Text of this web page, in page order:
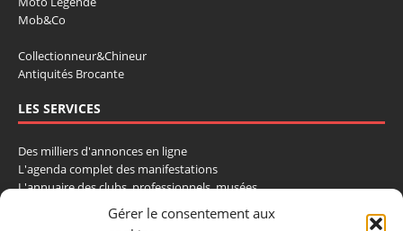
Gérer le consentement aux
Mob&Co
Collectionneur&Chineur
Antiquités Brocante
LES SERVICES
Des milliers d'annonces en ligne
L'agenda complet des manifestations
L'annuaire des clubs, professionnels, musées
La cote et les ventes aux enchères